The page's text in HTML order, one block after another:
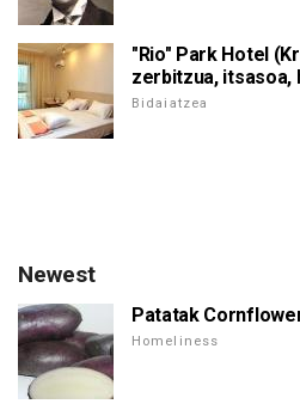
"Rio" Park Hotel
zerbitzua, itsasoa,
Bidaiatzea
Newest
Patatak
Homeliness